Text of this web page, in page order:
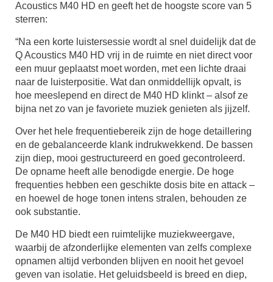
Acoustics M40 HD en geeft het de hoogste score van 5
sterren:
“Na een korte luistersessie wordt al snel duidelijk dat de
Q Acoustics M40 HD vrij in de ruimte en niet direct voor
een muur geplaatst moet worden, met een lichte draai
naar de luisterpositie. Wat dan onmiddellijk opvalt, is
hoe meeslepend en direct de M40 HD klinkt – alsof ze
bijna net zo van je favoriete muziek genieten als jijzelf.
Over het hele frequentiebereik zijn de hoge detaillering
en de gebalanceerde klank indrukwekkend. De bassen
zijn diep, mooi gestructureerd en goed gecontroleerd.
De opname heeft alle benodigde energie. De hoge
frequenties hebben een geschikte dosis bite en attack –
en hoewel de hoge tonen intens stralen, behouden ze
ook substantie.
De M40 HD biedt een ruimtelijke muziekweergave,
waarbij de afzonderlijke elementen van zelfs complexe
opnamen altijd verbonden blijven en nooit het gevoel
geven van isolatie. Het geluidsbeeld is breed en diep,